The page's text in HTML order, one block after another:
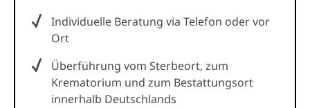
Individuelle Beratung via Telefon oder vor
Ort
Überführung vom Sterbeort, zum
Krematorium und zum Bestattungsort
innerhalb Deutschlands